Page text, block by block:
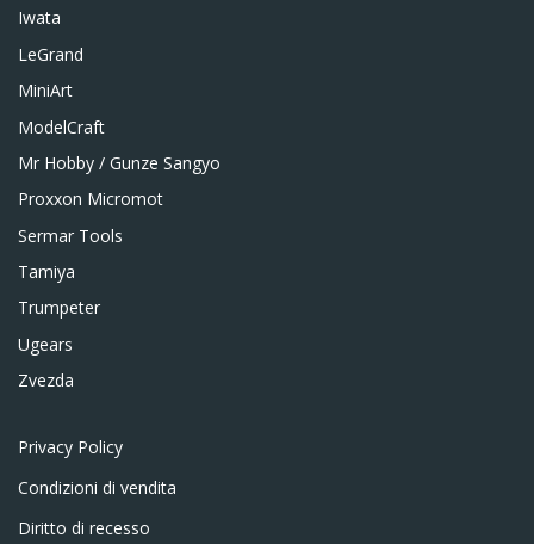
Iwata
LeGrand
MiniArt
ModelCraft
Mr Hobby / Gunze Sangyo
Proxxon Micromot
Sermar Tools
Tamiya
Trumpeter
Ugears
Zvezda
Privacy Policy
Condizioni di vendita
Diritto di recesso